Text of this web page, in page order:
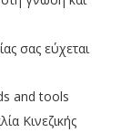
σας εύχεται
and tools
Κινεζικής